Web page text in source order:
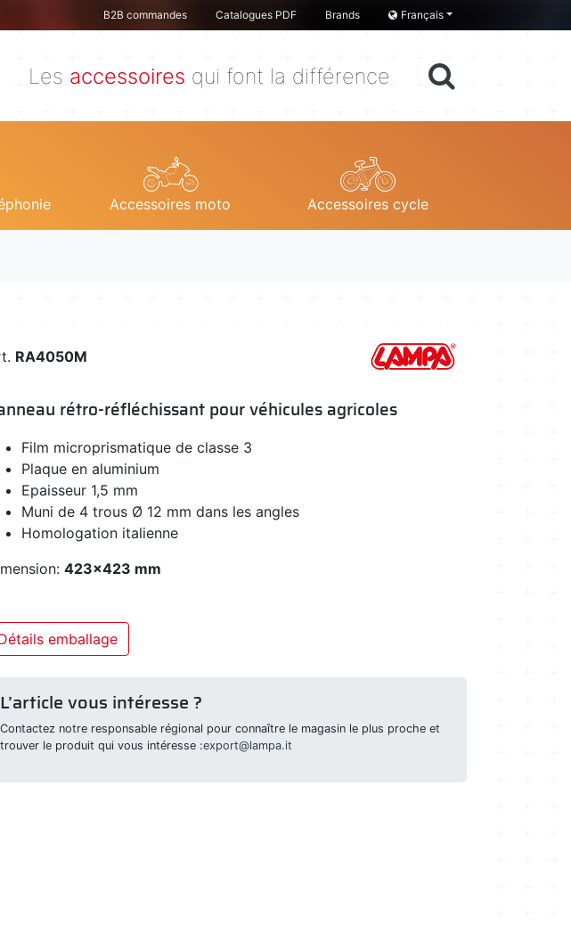
B2B commandes Catalogues PDF Brands Français
Les accessoires qui font la différence
Accessoires moto Accessoires cycle
RA4050M
rétro-réfléchissant pour véhicules agricoles
Film microprismatique de classe 3
Plaque en aluminium
Epaisseur 1,5 mm
Muni de 4 trous Ø 12 mm dans les angles
Homologation italienne
423x423 mm
emballage
L’article vous intéresse ?
Contactez notre responsable régional pour connaître le magasin le plus proche et
trouver le produit qui vous intéresse :export@lampa.it